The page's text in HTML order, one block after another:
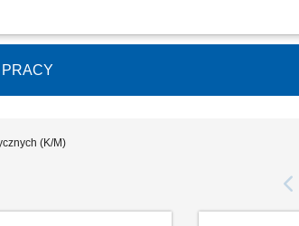
podwykonawców oraz zespołów wykonawczych
(K/M)